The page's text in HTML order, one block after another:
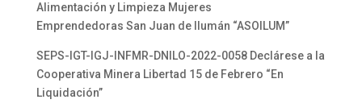
Alimentación y Limpieza Mujeres
Emprendedoras San Juan de Ilumán “ASOILUM”
SEPS-IGT-IGJ-INFMR-DNILO-2022-0058 Declárese a la
Cooperativa Minera Libertad 15 de Febrero “En
Liquidación”